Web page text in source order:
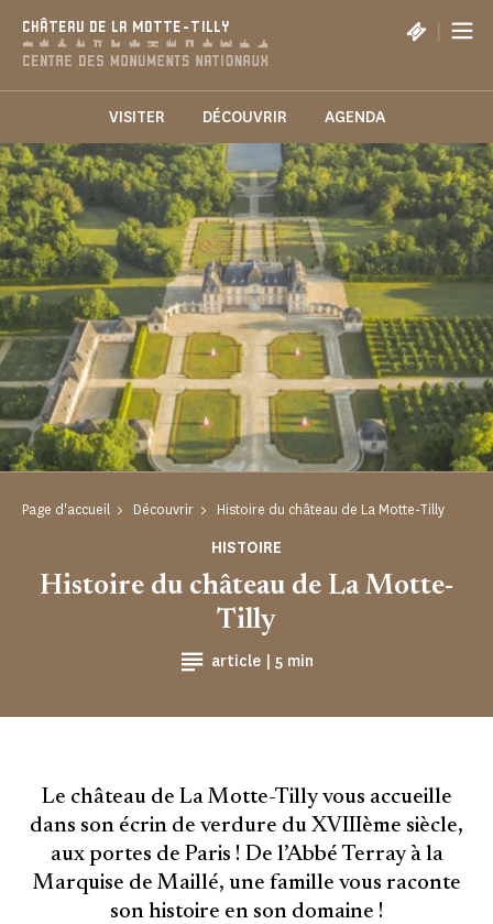
CHÂTEAU DE LA MOTTE-TILLY |
VISITER DÉCOUVRIR AGENDA
Page d'accueil Découvrir Histoire du château de La Motte-Tilly
HISTOIRE
article | Temps de Lecture
5 min
Histoire du château de La Motte-
Tilly
Le château de La Motte-Tilly vous accueille
dans son écrin de verdure du XVIIIème siècle,
aux portes de Paris ! De l’Abbé Terray à la
Marquise de Maillé, une famille vous raconte
son histoire en son domaine !